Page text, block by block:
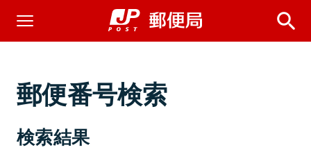
郵便番号検索
検索結果